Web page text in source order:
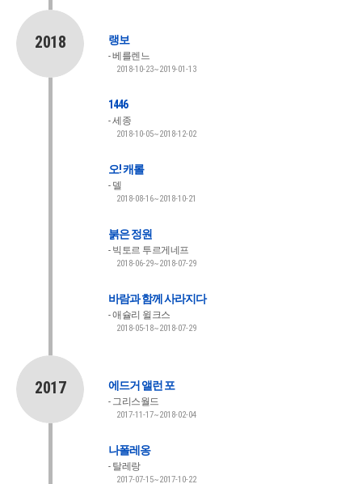
2018 랭보
베를렌느
2018-10-23~2019-01-13
1446
세종
2018-10-05~2018-12-02
오! 캐롤
델
2018-08-16~2018-10-21
붉은 정원
빅토르 투르게네프
2018-06-29~2018-07-29
바람과 함께 사라지다
애슐리 윌크스
2018-05-18~2018-07-29
2017 에드거 앨런 포
그리스월드
2017-11-17~2018-02-04
나폴레옹
탈레랑
2017-07-15~2017-10-22